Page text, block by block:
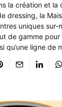
la création et la
dressing, la
uniques sur-
de gamme pour
qu’une ligne de